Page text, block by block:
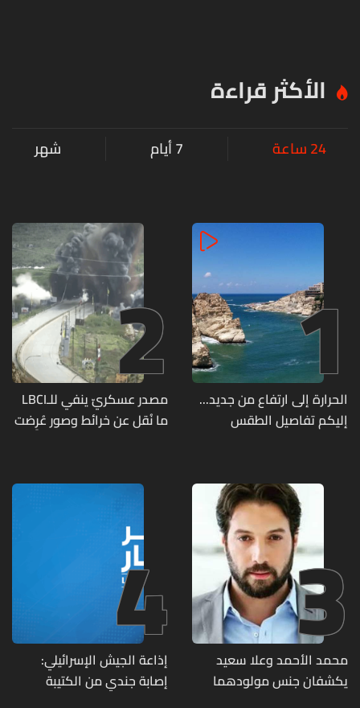
الأكثر قراءة
24 ساعة 7 أيام شهر
1
الحرارة إلى ارتفاع من جديد...
إليكم تفاصيل الطقس
2
مصدر عسكريّ ينفي للـLBCI
ما نُقل عن خرائط وصور عُرِضت
تحت الأرض
3
محمد الأحمد وعلا سعيد
يكشفان جنس مولودهما
4
إذاعة الجيش الإسرائيلي:
إصابة جندي من الكتيبة